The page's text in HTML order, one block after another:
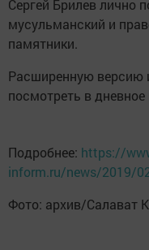
Сергей Брилев лично
мусульманский и
памятники.
Расширенную версию
посмотреть в
Подробнее: https://
inform.ru/news/2019/
Фото: архив/Салават